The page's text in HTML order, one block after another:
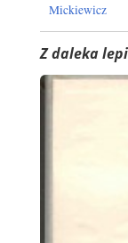
Mickiewicz
Z daleka